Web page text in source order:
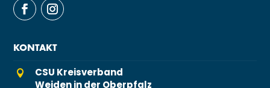
KONTAKT

CSU Kreisverband
Weiden in der Oberpfalz